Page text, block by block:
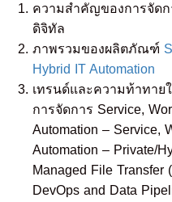
ความสำคัญของการจัดก
ดิจิทัล
ภาพรวมของผลิตภัณฑ์
Hybrid IT Automation
เทรนด์และความท้าทาย
การจัดการ Service,
Automation – Service,
Automation – Private/
Managed File Transfer
DevOps and Data